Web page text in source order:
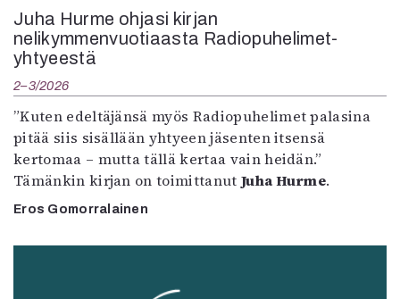
Juha Hurme ohjasi kirjan
nelikymmenvuotiaasta Radiopuhelimet-
yhtyeestä
2–3/2026
”Kuten edeltäjänsä myös Radiopuhelimet palasina
pitää siis sisällään yhtyeen jäsenten itsensä
kertomaa – mutta tällä kertaa vain heidän.”
Tämänkin kirjan on toimittanut Juha Hurme.
Eros Gomorralainen